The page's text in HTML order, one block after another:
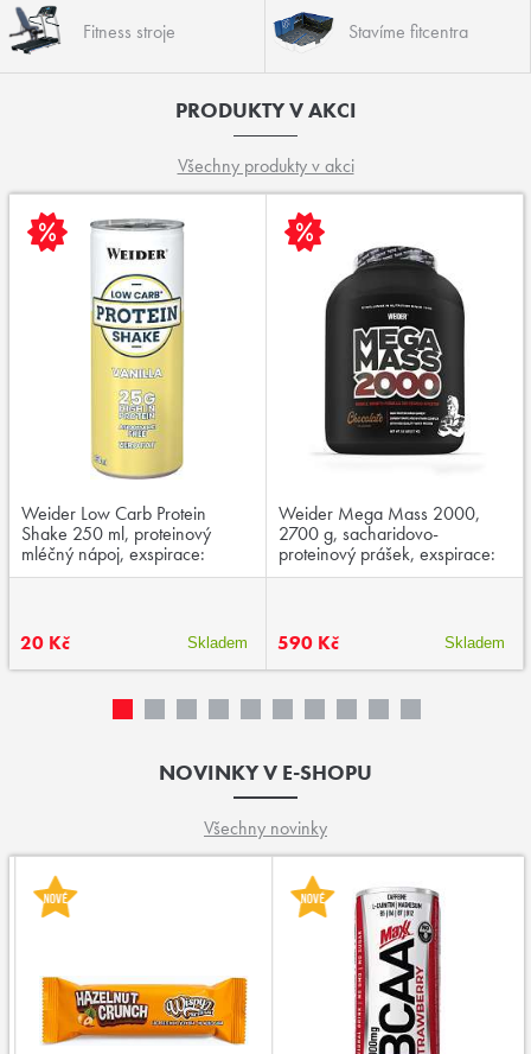
Fitness stroje Stavíme fitcentra
PRODUKTY V AKCI
Všechny produkty v akci
Weider Low Carb Protein
Shake 250 ml, proteinový
mléčný nápoj, exspirace:
03/2026
20 Kč Skladem
Weider Mega Mass 2000,
2700 g, sacharidovo-
proteinový prášek, exspirace:
04/2026
590 Kč Skladem
NOVINKY V E-SHOPU
Všechny novinky